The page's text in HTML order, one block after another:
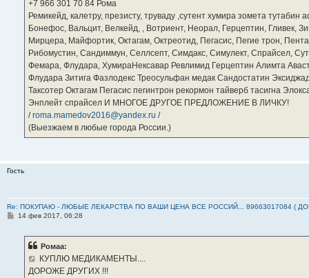
‪+7 966 301 70 84‬ Рома
Ремикейд, калетру, презисту, труваду ,сутент хумира зомета
Бонефос, Вальцит, Велкейд, , Вотриент, Неорал, Герцептин, Гливек,
Мирцера, Майфортик, Октагам, Октреотид, Пегасис, Пегие трон,
Рибомустин, Сандиммун, Селлсепт, Симдакс, Симулект, Спрайсел,
Фемара, Флудара, ХумираНексавар Ревлимид Герцептин Алимта
Флудара Зитига Фазлодекс Треосульфан медак Сандостатин
Таксотер Октагам Пегасис пегинтрон рекормон тайверб тасигна
Энплейт спрайсел И МНОГОЕ ДРУГОЕ ПРЕДЛОЖЕНИЕ В ЛИЧКУ!
/roma.mamedov2016@yandex.ru /
(Выезжаем в любые города России.)
Гость
Re: ПОКУПАЮ - ЛЮБЫЕ ЛЕКАРСТВА ПО ВАШИ ЦЕНА ВСЕ РОССИЙ... 89663017084 (
С14 фев 2017, 06:28
Ромаа:
КУПЛЮ МЕДИКАМЕНТЫ....
ДОРОЖЕ ДРУГИХ !!!